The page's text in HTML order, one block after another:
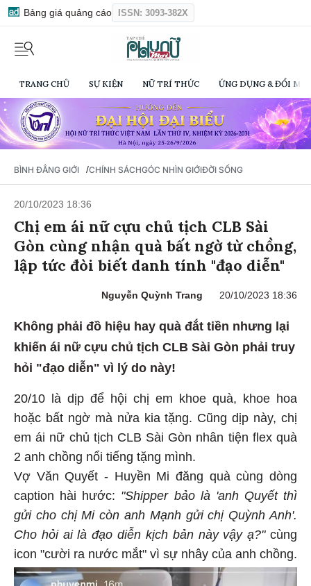
Bảng giá quảng cáo ISSN: 3093-382X
TRANG CHỦ SỰ KIỆN NỮ TRÍ THỨC ỨNG DỤNG & ĐỔI
BÌNH ĐẲNG GIỚI /CHÍNH SÁCHGÓC NHÌN GIỚIĐỜI SỐNG
20/10/2023 18:36
Chị em ái nữ cựu chủ tịch CLB Sài
Gòn cùng nhận quà bất ngờ từ chồng,
lập tức đòi biết danh tính "đạo diễn"
Nguyễn Quỳnh Trang 20/10/2023 18:36
Không phải đồ hiệu hay quà đắt tiền nhưng lại
khiến ái nữ cựu chủ tịch CLB Sài Gòn phải truy
hỏi "đạo diễn" vì lý do này!
20/10 là dịp để hội chị em khoe quà, khoe hoa
hoặc bất ngờ mà nửa kia tặng. Cũng dịp này, chị
em ái nữ chủ tịch CLB Sài Gòn nhân tiện flex quà
2 anh chồng nổi tiếng tặng mình.
Vợ Văn Quyết - Huyền Mi đăng quà cùng dòng
caption hài hước: "Shipper bảo là 'anh Quyết thì
gửi cho chị Mi còn anh Mạnh gửi chị Quỳnh Anh'.
Cho hỏi ai là đạo diễn kịch bản này vậy ạ?"cùng
icon "cười ra nước mắt" vì sự nhây của anh chồng.